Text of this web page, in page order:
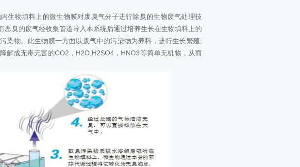
生物填料上的微生物膜对废臭气分子进行除臭的生物废气处理技
臭的废气经收集管道导入本系统后通过培养生长在生物填料上的
染物。此生物膜一方面以废气中的污染物为养料，进行生长繁殖;
解成无毒无害的CO2，H2O,H2SO4，HNO3等简单无机物，从而